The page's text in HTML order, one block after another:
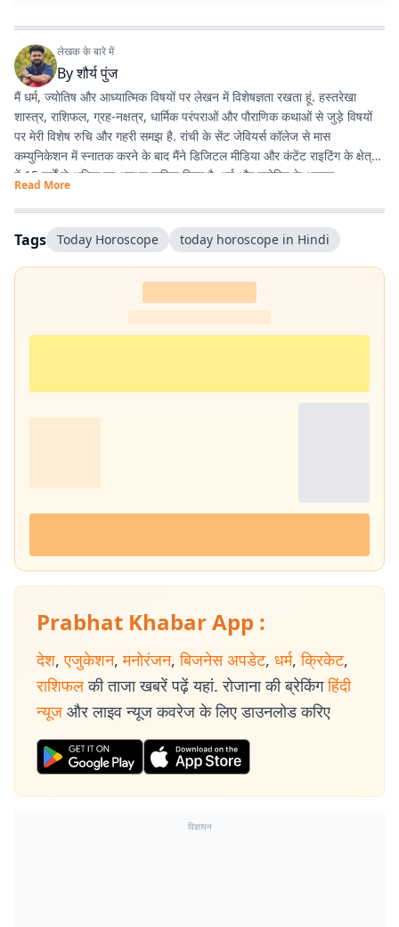
लेखक के बारे में
Byशौर्य पुंज
मैं धर्म, ज्योतिष और आध्यात्मिक विषयों पर लेखन में विशेषज्ञता रखता हूं. हस्तरेखा
शास्त्र, राशिफल, ग्रह-नक्षत्र, धार्मिक परंपराओं और पौराणिक कथाओं से जुड़े विषयों
पर मेरी विशेष रुचि और गहरी समझ है. रांची के सेंट जेवियर्स कॉलेज से मास
कम्युनिकेशन में स्नातक करने के बाद मैंने डिजिटल मीडिया और कंटेंट राइटिंग के क्षेत्र
में 15 वर्षों से अधिक का अनुभव हासिल किया है. धर्म और ज्योतिष के अलावा
एंटरटेनमेंट, लाइफस्टाइल और शिक्षा जैसे विषयों पर भी लगातार लेखन करता रहा हूं.
मेरी कोशिश रहती है कि जटिल विषयों को आसान, रोचक और भरोसेमंद तरीके से पाठकों
तक पहुंचाया जाए.
Read More
Tags Today Horoscope today horoscope in Hindi
Prabhat Khabar App :
देश, एजुकेशन, मनोरंजन, बिजनेस अपडेट, धर्म, क्रिकेट,
राशिफल की ताजा खबरें पढ़ें यहां. रोजाना की ब्रेकिंग हिंदी
न्यूज और लाइव न्यूज कवरेज के लिए डाउनलोड करिए
विज्ञापन